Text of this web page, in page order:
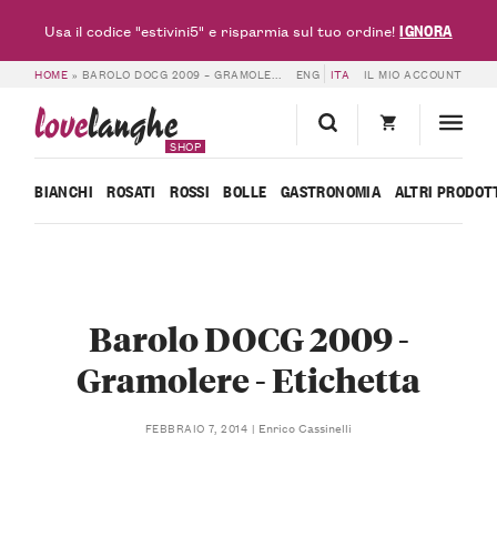
HOME » BAROLO DOCG 2009 – GRAMOLERE – ETICHETTA ENG ITA IL MIO ACCOUNT
lovelanghe
SHOP
BIANCHI ROSATI ROSSI BOLLE GASTRONOMIA ALTRI
Barolo DOCG 2009 -
Gramolere - Etichetta
FEBBRAIO 7, 2014 Enrico Cassinelli
Usa il codice "estivini5" e risparmia sul tuo ordine!IGNORA